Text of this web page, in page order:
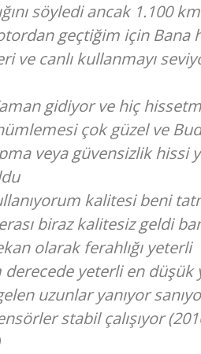
söyledi ancak 1.100
geçtiğim için Bana
ve canlı kullanmayı
gidiyor ve hiç
çok güzel ve
veya güvensizlik hissi
kalitesi beni
biraz kalitesiz geldi
olarak ferahlığı yeterli
derecede yeterli en
uzunlar yanıyor
stabil çalışıyor